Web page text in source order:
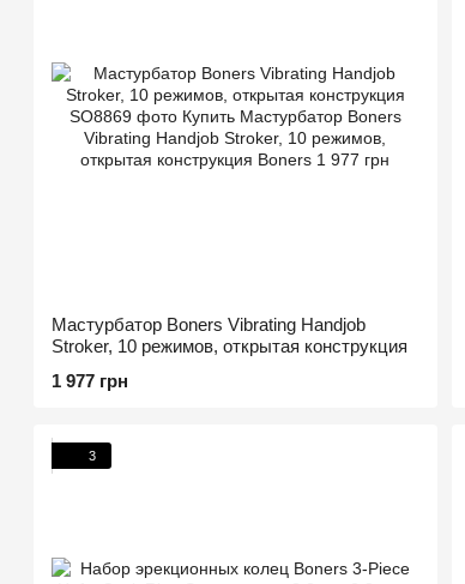
Мастурбатор Boners Vibrating Handjob
Stroker, 10 режимов, открытая конструкция
1 977 грн
3